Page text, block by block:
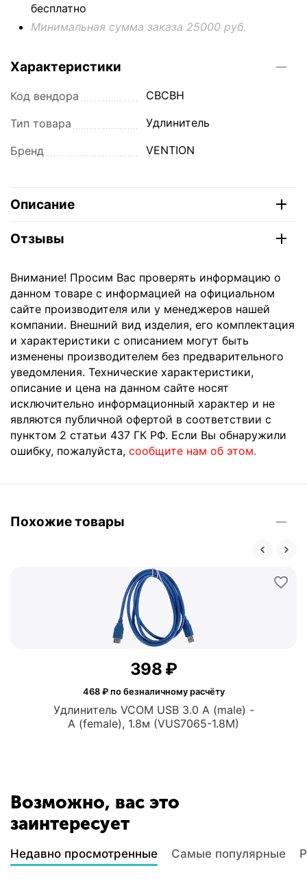
бесплатно
Минимальная сумма заказа 25000 руб.
Характеристики
Код вендора CBCBH
Тип товара Удлинитель
Бренд VENTION
Описание
Отзывы
Внимание! Просим Вас проверять информацию о
данном товаре с информацией на официальном
сайте производителя или у менеджеров нашей
компании. Внешний вид изделия, его комплектация
и характеристики с описанием могут быть
изменены производителем без предварительного
уведомления. Технические характеристики,
описание и цена на данном сайте носят
исключительно информационный характер и не
являются публичной офертой в соответствии с
пунктом 2 статьи 437 ГК РФ. Если Вы обнаружили
ошибку, пожалуйста, сообщите нам об этом.
Похожие товары
Удлинитель VCOM USB 3.0 A (male) -
A (female), 1.8м (VUS7065-1.8M)
‍398‍ ₽
468₽ по безналичному расчёту
Возможно, вас это
заинтересует
Недавно просмотренные Самые популярные